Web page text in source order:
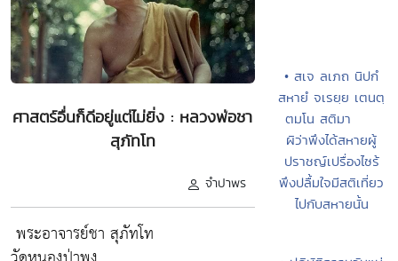
ศาสตร์อื่นก็ดีอยู่แต่ไม่ยิ่ง : หลวงพ่อชา
สุภัทโท
จำปาพร
พระอาจารย์ชา สุภัทโท
• สเจ ลเภถ นิปกํ
สหายํ จเรยฺย เตนตฺ
ตมโน สติมา
ผิว่าพึงได้สหายผู้
ปราชญ์เปรื่องไซร้
พึงปลื้มใจมีสติเที่ยว
ไปกับสหายนั้น